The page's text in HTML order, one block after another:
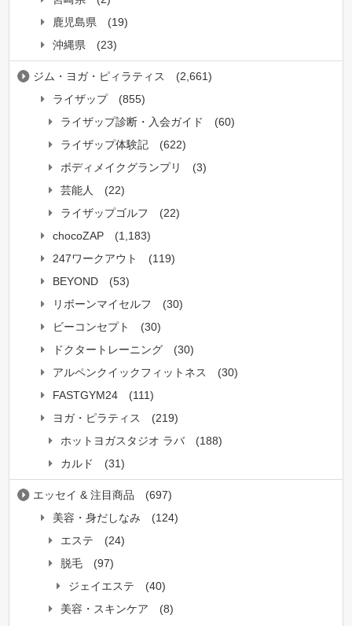
鹿児島県
(19)
沖縄県
(23)
ジム・ヨガ・ピィラティス
(2,661)
ライザップ
(855)
ライザップ診断・入会ガイド
(60)
ライザップ体験記
(622)
ボディメイクグランプリ
(3)
芸能人
(22)
ライザップゴルフ
(22)
chocoZAP
(1,183)
247ワークアウト
(119)
BEYOND
(53)
リボーンマイセルフ
(30)
ビーコンセプト
(30)
ドクタートレーニング
(30)
アルペンクイックフィットネス
(30)
FASTGYM24
(111)
ヨガ・ピラティス
(219)
ホットヨガスタジオ ラバ
(188)
カルド
(31)
エッセイ & 注目商品
(697)
美容・身だしなみ
(124)
エステ
(24)
脱毛
(97)
ジェイエステ
(40)
美容・スキンケア
(8)